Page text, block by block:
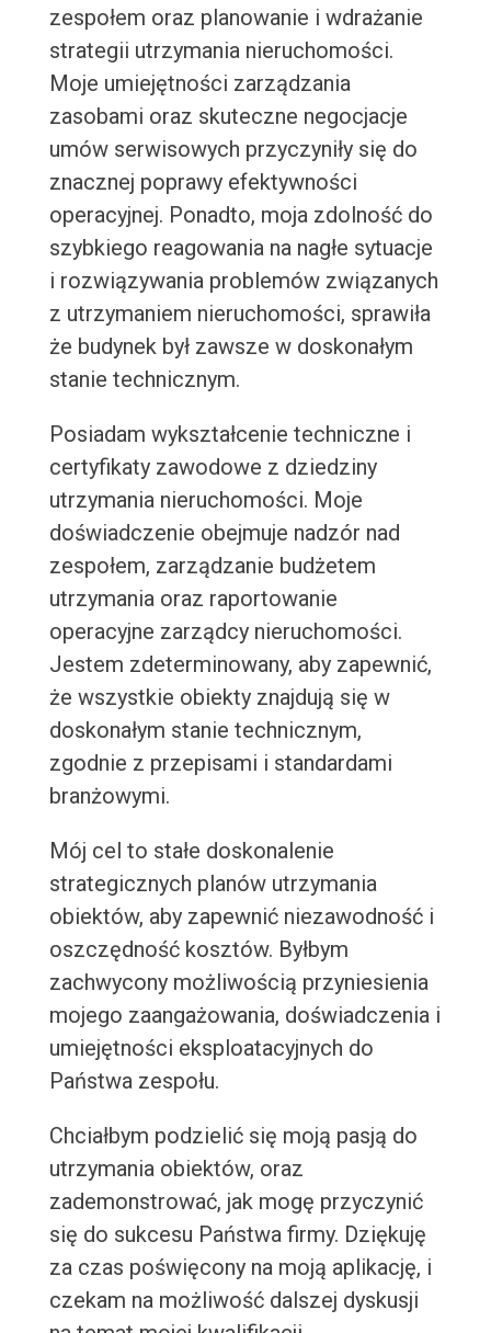
zespołem oraz planowanie i wdrażanie
strategii utrzymania nieruchomości.
Moje umiejętności zarządzania
zasobami oraz skuteczne negocjacje
umów serwisowych przyczyniły się do
znacznej poprawy efektywności
operacyjnej. Ponadto, moja zdolność do
szybkiego reagowania na nagłe sytuacje
i rozwiązywania problemów związanych
z utrzymaniem nieruchomości, sprawiła
że budynek był zawsze w doskonałym
stanie technicznym.
Posiadam wykształcenie techniczne i
certyfikaty zawodowe z dziedziny
utrzymania nieruchomości. Moje
doświadczenie obejmuje nadzór nad
zespołem, zarządzanie budżetem
utrzymania oraz raportowanie
operacyjne zarządcy nieruchomości.
Jestem zdeterminowany, aby zapewnić,
że wszystkie obiekty znajdują się w
doskonałym stanie technicznym,
zgodnie z przepisami i standardami
branżowymi.
Mój cel to stałe doskonalenie
strategicznych planów utrzymania
obiektów, aby zapewnić niezawodność i
oszczędność kosztów. Byłbym
zachwycony możliwością przyniesienia
mojego zaangażowania, doświadczenia i
umiejętności eksploatacyjnych do
Państwa zespołu.
Chciałbym podzielić się moją pasją do
utrzymania obiektów, oraz
zademonstrować, jak mogę przyczynić
się do sukcesu Państwa firmy. Dziękuję
za czas poświęcony na moją aplikację, i
czekam na możliwość dalszej dyskusji